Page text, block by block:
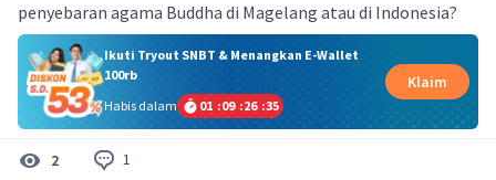
penyebaran agama Buddha di Magelang atau di Indonesia?
Ikuti Tryout SNBT & Menangkan E-Wallet
100rb
Habis dalam
01 :09 :26 :35
Klaim
2 1